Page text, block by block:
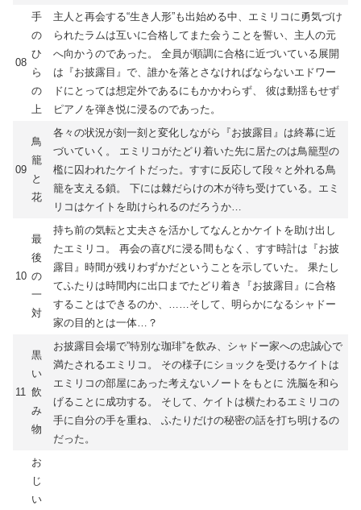
08
手
の
ひ
ら
の
上
主人と再会する“生き人形”も出始める中、エミリコに勇気づけ
られたラムは互いに合格してまた会うことを誓い、主人の元
へ向かうのであった。 全員が順調に合格に近づいている展開
は『お披露目』で、誰かを落とさなければならないエドワー
ドにとっては想定外であるにもかかわらず、 彼は動揺もせず
ピアノを弾き悦に浸るのであった。
09
鳥
籠
と
花
各々の状況が刻一刻と変化しながら『お披露目』は終幕に近
づいていく。 エミリコがたどり着いた先に居たのは鳥籠型の
檻に囚われたケイトだった。すすに反応して段々と外れる鳥
籠を支える鎖。 下には棘だらけの木が待ち受けている。エミ
リコはケイトを助けられるのだろうか…
10
最
後
の
一
対
持ち前の気転と丈夫さを活かしてなんとかケイトを助け出し
たエミリコ。 再会の喜びに浸る間もなく、すす時計は『お披
露目』時間が残りわずかだということを示していた。 果たし
てふたりは時間内に出口までたどり着き『お披露目』に合格
することはできるのか、……そして、明らかになるシャドー
家の目的とは一体…？
11
黒
い
飲
み
物
お披露目会場で”特別な珈琲”を飲み、シャドー家への忠誠心で
満たされるエミリコ。 その様子にショックを受けるケイトは
エミリコの部屋にあった考えないノートをもとに 洗脳を和ら
げることに成功する。 そして、ケイトは横たわるエミリコの
手に自分の手を重ね、 ふたりだけの秘密の話を打ち明けるの
だった。
お
じ
い